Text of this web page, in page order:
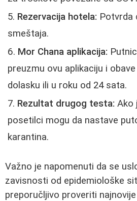
Rezervacija hotela: Potvrda
smeštaja.
Mor Chana aplikacija:
preuzmu ovu aplikaciju i
dolasku ili u roku od 24 sata.
Rezultat drugog testa: Ako
posetilci mogu da nastave
karantina.
Važno je napomenuti da se
zavisnosti od epidemiološke
preporučljivo proveriti